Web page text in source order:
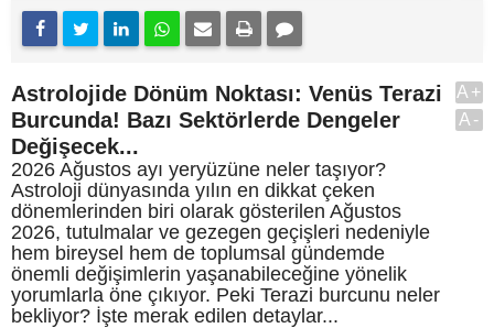
Astrolojide Dönüm Noktası: Venüs Terazi
Burcunda! Bazı Sektörlerde Dengeler
Değişecek...
2026 Ağustos ayı yeryüzüne neler taşıyor?
Astroloji dünyasında yılın en dikkat çeken
dönemlerinden biri olarak gösterilen Ağustos
2026, tutulmalar ve gezegen geçişleri nedeniyle
hem bireysel hem de toplumsal gündemde
önemli değişimlerin yaşanabileceğine yönelik
yorumlarla öne çıkıyor. Peki Terazi burcunu neler
bekliyor? İşte merak edilen detaylar...
A+
A-